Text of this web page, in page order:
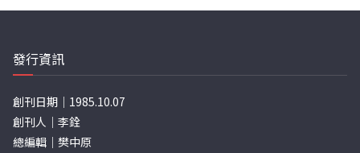
發行資訊
創刊日期｜1985.10.07
創刊人｜李銓
總編輯｜樊中原